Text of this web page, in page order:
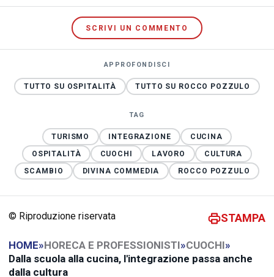
SCRIVI UN COMMENTO
APPROFONDISCI
TUTTO SU OSPITALITÀ TUTTO SU ROCCO POZZULO
TAG
TURISMO INTEGRAZIONE
CUCINA
OSPITALITÀ
CUOCHI LAVORO
CULTURA
SCAMBIO
DIVINA COMMEDIA ROCCO POZZULO
© Riproduzione riservata STAMPA
HOME»HORECA E PROFESSIONISTI»CUOCHI»
Dalla scuola alla cucina, l'integrazione passa anche
dalla cultura